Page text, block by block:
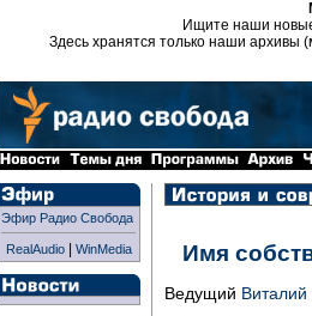
Ищите наши
Здесь хранятся только наши архивы
Эфир Радио Свобода
RealAudio| WinMedia Имя
Ведущий Виталий